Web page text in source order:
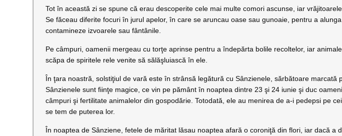
Tot în această zi se spune că erau descoperite cele mai multe comori ascunse, iar
Se făceau diferite focuri în jurul apelor, în care se aruncau oase sau gunoaie, pentru a
contamineze izvoarele sau fântânile.
Pe câmpuri, oamenii mergeau cu torţe aprinse pentru a îndepărta bolile recoltelor, iar
scăpa de spiritele rele venite să sălăşluiască în ele.
În ţara noastră, solstiţiul de vară este în strânsă legătură cu Sânzienele, sărbătoare marcată
Sânzienele sunt fiinţe magice, ce vin pe pământ în noaptea dintre 23 şi 24 iunie şi duc
câmpuri şi fertilitate animalelor din gospodărie. Totodată, ele au menirea de a-i pedepsi pe
se tem de puterea lor.
În noaptea de Sânziene, fetele de măritat lăsau noaptea afară o coroniţă din flori, iar dacă a